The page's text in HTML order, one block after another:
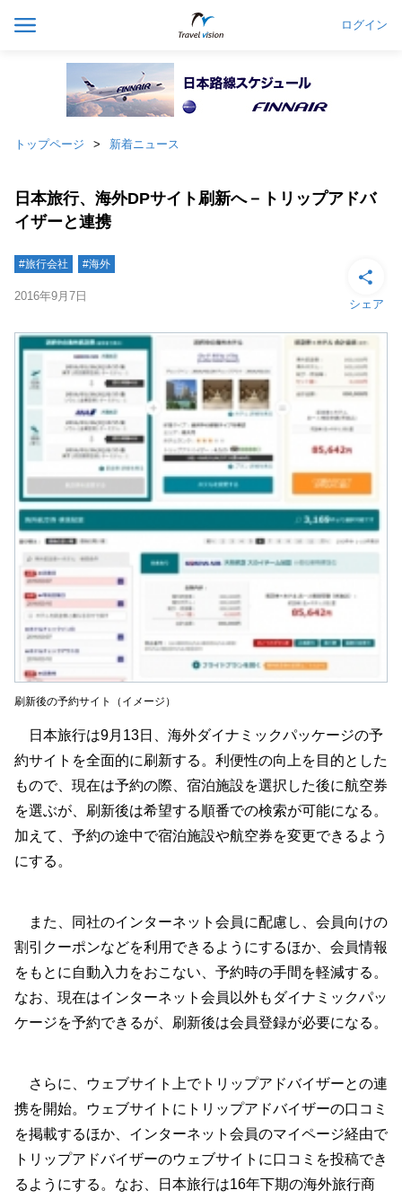
ログイン
トップページ 新着ニュース
日本旅行、海外DPサイト刷新へ－トリップアドバ
イザーと連携
#旅行会社 #海外
2016年9月7日
シェア
刷新後の予約サイト（イメージ）
日本旅行は9月13日、海外ダイナミックパッケージの予
約サイトを全面的に刷新する。利便性の向上を目的とした
もので、現在は予約の際、宿泊施設を選択した後に航空券
を選ぶが、刷新後は希望する順番での検索が可能になる。
加えて、予約の途中で宿泊施設や航空券を変更できるよう
にする。
また、同社のインターネット会員に配慮し、会員向けの
割引クーポンなどを利用できるようにするほか、会員情報
をもとに自動入力をおこない、予約時の手間を軽減する。
なお、現在はインターネット会員以外もダイナミックパッ
ケージを予約できるが、刷新後は会員登録が必要になる。
さらに、ウェブサイト上でトリップアドバイザーとの連
携を開始。ウェブサイトにトリップアドバイザーの口コミ
を掲載するほか、インターネット会員のマイページ経由で
トリップアドバイザーのウェブサイトに口コミを投稿でき
るようにする。なお、日本旅行は16年下期の海外旅行商